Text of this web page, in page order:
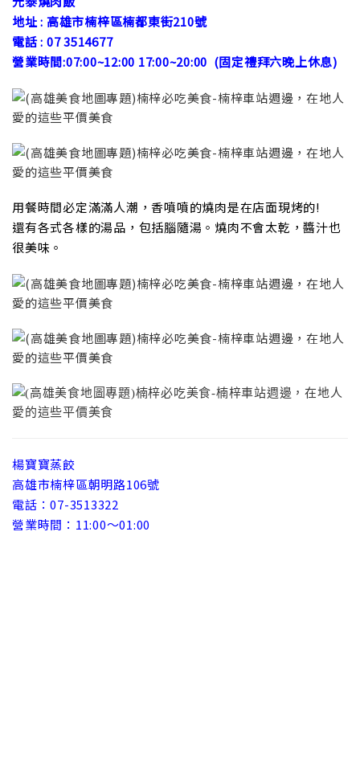
地址 : 高雄市楠梓區楠都東街210號
電話 : 07 3514677
營業時間:07:00~12:00 17:00~20:00 (固定禮拜六晚上休息)
用餐時間必定滿滿人潮，香噴噴的燒肉是在店面現烤的!
還有各式各樣的湯品，包括腦隨湯。燒肉不會太乾，醬汁也
很美味。
楊寶寶蒸餃
高雄市楠梓區朝明路106號
電話：07-3513322
營業時間：11:00～01:00